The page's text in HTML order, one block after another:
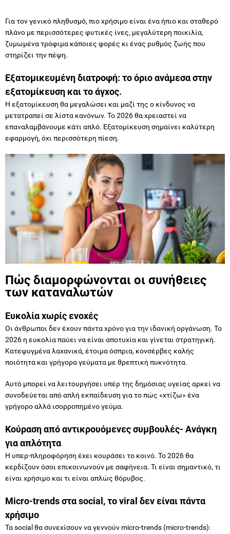
στηρίζει την πέψη.
Εξατομικευμένη διατροφή: το όριο ανάμεσα στην
εξατομίκευση και το άγχος.
Η εξατομίκευση θα μεγαλώσει και μαζί της ο κίνδυνος να
μετατραπεί σε λίστα κανόνων. Το 2026 θα χρειαστεί να
επαναλαμβάνουμε κάτι απλό. Εξατομίκευση σημαίνει καλύτερη
εφαρμογή, όχι περισσότερη πίεση.
Πώς διαμορφώνονται οι συνήθειες
των καταναλωτών
Ευκολία χωρίς ενοχές
Οι άνθρωποι δεν έχουν πάντα χρόνο για την ιδανική οργάνωση. Το
Κατεψυγμένα λαχανικά, έτοιμα όσπρια, κονσέρβες καλής
ποιότητα και γρήγορα γεύματα με θρεπτική πυκνότητα.
Αυτό μπορεί να λειτουργήσει υπέρ της δημόσιας υγείας αρκεί να
συνοδεύεται από απλή εκπαίδευση για το πώς «χτίζω» ένα
Κούραση από αντικρουόμενες συμβουλές- Ανάγκη
για απλότητα
Η υπερ-πληροφόρηση έχει κουράσει το κοινό. Το 2026 θα
κερδίζουν όσοι επικοινωνούν με σαφήνεια. Τι είναι σημαντικό, τι
είναι χρήσιμο και τι είναι απλώς θόρυβος.
Micro-trends στα social, το viral δεν είναι πάντα
χρήσιμο
Τα social θα συνεχίσουν να γεννούν micro-trends (micro-trends):
“glucose hacks”, “gut shots”, “high-protein everything”. Το 2026, η
αξία δεν θα είναι να τα ακολουθούμε. Θα είναι να φιλτράρουμε
ποια βοηθούν, ποια είναι ακίνδυνα αλλά περιττά και ποια